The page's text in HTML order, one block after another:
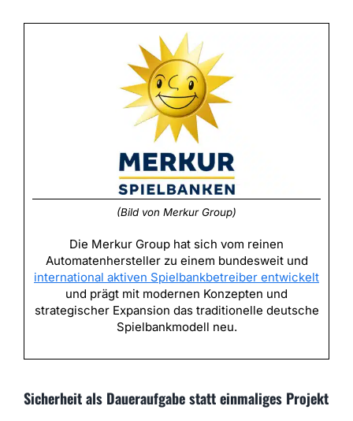
(Bild von Merkur Group)
Die Merkur Group hat sich vom reinen
Automatenhersteller zu einem bundesweit und
international aktiven Spielbankbetreiber entwickelt
und prägt mit modernen Konzepten und
strategischer Expansion das traditionelle deutsche
Spielbankmodell neu.
Sicherheit als Daueraufgabe statt einmaliges Projekt